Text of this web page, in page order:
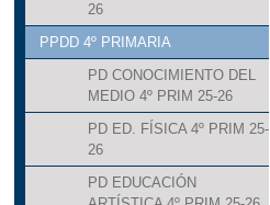
26
PPDD 4º PRIMARIA
PD CONOCIMIENTO DEL
MEDIO 4º PRIM 25-26
PD ED. FÍSICA 4º PRIM 25-
26
PD EDUCACIÓN